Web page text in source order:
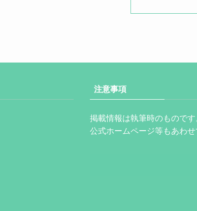
注意事項
掲載情報は執筆時のもので
公式ホームページ等もあわせ